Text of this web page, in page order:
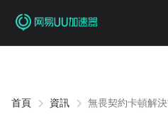
首頁 資訊
無畏契約卡頓解